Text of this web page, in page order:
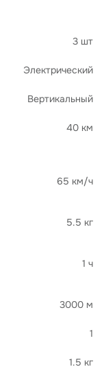
3 шт
Электрический
Вертикальный
40 км
65 км/ч
5.5 кг
1 ч
3000 м
1
1.5 кг